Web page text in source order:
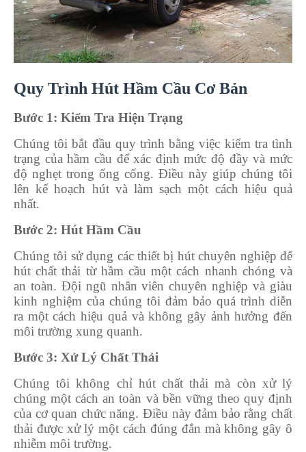
Quy Trình Hút Hầm Cầu Cơ Bản
Bước 1: Kiểm Tra Hiện Trạng
Chúng tôi bắt đầu quy trình bằng việc kiểm tra tình
trạng của hầm cầu để xác định mức độ đầy và mức
độ nghẹt trong ống cống. Điều này giúp chúng tôi
lên kế hoạch hút và làm sạch một cách hiệu quả
nhất.
Bước 2: Hút Hầm Cầu
Chúng tôi sử dụng các thiết bị hút chuyên nghiệp để
hút chất thải từ hầm cầu một cách nhanh chóng và
an toàn. Đội ngũ nhân viên chuyên nghiệp và giàu
kinh nghiệm của chúng tôi đảm bảo quá trình diễn
ra một cách hiệu quả và không gây ảnh hưởng đến
môi trường xung quanh.
Bước 3: Xử Lý Chất Thải
Chúng tôi không chỉ hút chất thải mà còn xử lý
chúng một cách an toàn và bền vững theo quy định
của cơ quan chức năng. Điều này đảm bảo rằng chất
thải được xử lý một cách đúng đắn mà không gây ô
nhiễm môi trường.